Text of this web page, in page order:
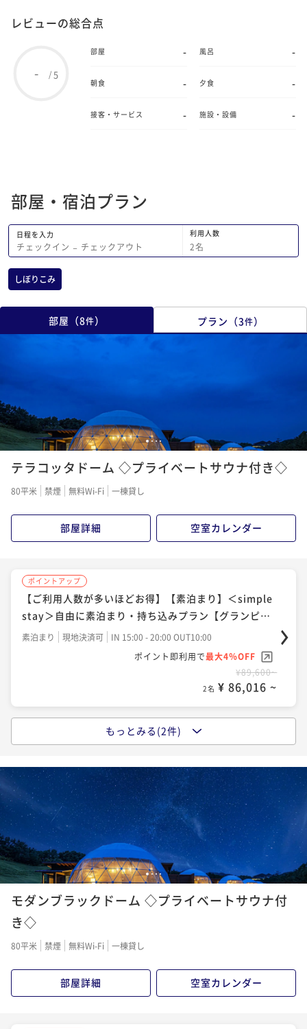
レビューの総合点
- /5
部屋 - 風呂 -
朝食 - 夕食 -
接客・サービス - 施設・設備 -
部屋・宿泊プラン
日程を入力
チェックイン − チェックアウト
利用人数
2名
しぼりこみ
部屋 （8件） プラン （3件）
1234
テラコッタドーム ◇プライベートサウナ付き◇
80平米 禁煙 無料Wi-Fi 一棟貸し
部屋詳細 空室カレンダー
ポイントアップ
【ご利用人数が多いほどお得】【素泊まり】＜simple
stay＞自由に素泊まり・持ち込みプラン【グランピン
グ＆アトラクション】
素泊まり 現地決済可
IN 15:00 - 20:00 OUT10:00
ポイント即利用で最大4％OFF
¥89,600~
2名 ¥ 86,016 ~
【ご利用人数が多いほどお得】【1泊2食付き】＜バリ
ューBBQプラン＞お手軽にグランピングを楽しむ【グ
ランピング＆アトラクション】「宿の日」
二食付き 現地決済可
IN 15:00 - 21:00 OUT10:00
ポイント即利用で 最大11％OFF
¥107,200~
2名 ¥ 95,408 ~
ポイントアップ
【ご利用人数が多いほどお得】【1泊2食付き】＜スタ
ンダードBBQ＞お肉や魚介も楽しめるベーシックプラ
二食付き 現地決済可
¥118,200~
2名 ¥ 113,472 ~
もっとみる(2件)
1234
モダンブラックドーム ◇プライベートサウナ付
き◇
80平米 禁煙 無料Wi-Fi 一棟貸し
部屋詳細 空室カレンダー